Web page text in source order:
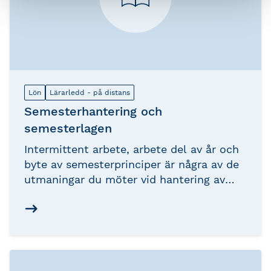
Lön Lärarledd - på distans
Semesterhantering och
semesterlagen
Intermittent arbete, arbete del av år och
byte av semesterprinciper är några av de
utmaningar du möter vid hantering av
var förberedd för att hitta de bästa